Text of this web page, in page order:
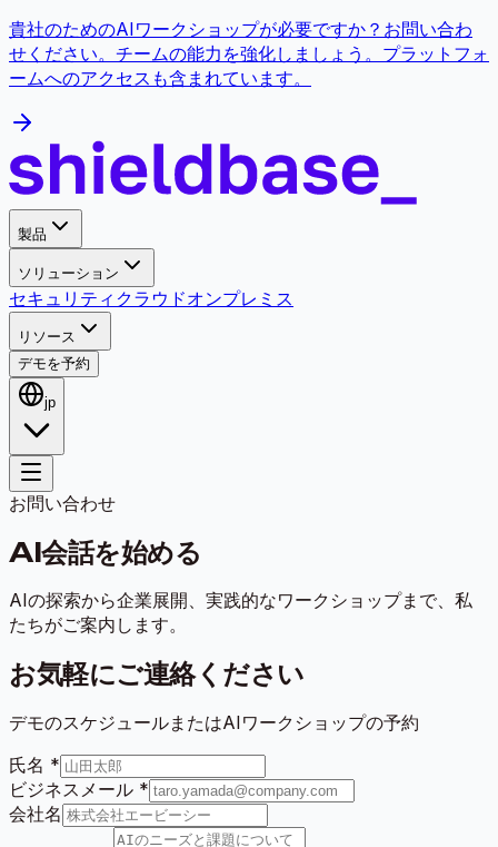
貴社のためのAIワークショップが必要ですか？お問い合わ
せください。チームの能力を強化しましょう。プラットフォ
ームへのアクセスも含まれています。
製品
ソリューション
セキュリティ クラウドオンプレミス
リソース
デモを予約
jp
お問い合わせ
AI会話を始める
AIの探索から企業展開、実践的なワークショップまで、私
たちがご案内します。
お気軽にご連絡ください
デモのスケジュールまたはAIワークショップの予約
氏名 *
ビジネスメール *
会社名